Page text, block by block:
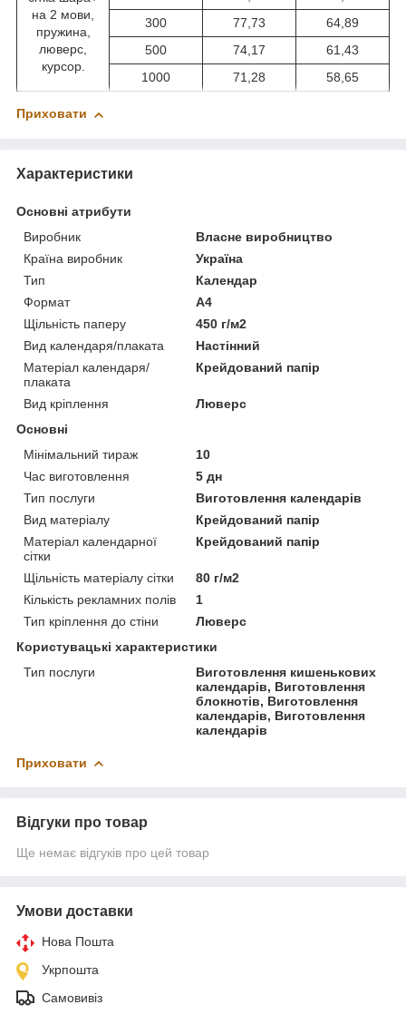
на 2 мови,
пружина,
люверс,
курсор.
300
77,73
64,89
500
74,17
61,43
1000
71,28 58,65
Приховати
Характеристики
Основні атрибути
Виробник
Власне виробництво
Країна виробник
Україна
Тип
Календар
Формат
A4
Щільність паперу
450 г/м2
Вид календаря/плаката
Настінний
Матеріал календаря/
плаката
Крейдований папір
Вид кріплення
Люверс
Основні
Мінімальний тираж
10
Час виготовлення
5 дн
Тип послуги
Виготовлення календарів
Вид матеріалу
Крейдований папір
Матеріал календарної
сітки
Крейдований папір
Щільність матеріалу сітки
80 г/м2
Кількість рекламних полів
1
Тип кріплення до стіни
Люверс
Користувацькі характеристики
Тип послуги
Виготовлення кишенькових
календарів, Виготовлення
блокнотів, Виготовлення
календарів, Виготовлення
календарів
Приховати
Відгуки про товар
Ще немає відгуків про цей товар
Умови доставки
Нова Пошта
Укрпошта
Самовивіз